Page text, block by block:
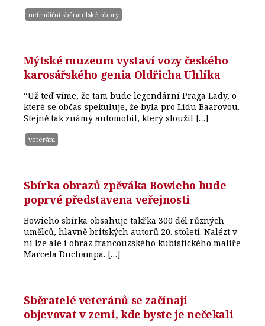
netradiční sběratelské obory
Mýtské muzeum vystaví vozy českého
karosářského genia Oldřicha Uhlíka
“Už teď víme, že tam bude legendární Praga Lady, o
které se občas spekuluje, že byla pro Lídu Baarovou.
Stejně tak známý automobil, který sloužil […]
veteráni
Sbírka obrazů zpěváka Bowieho bude
poprvé představena veřejnosti
Bowieho sbírka obsahuje takřka 300 děl různých
umělců, hlavně britských autorů 20. století. Nalézt v
ní lze ale i obraz francouzského kubistického malíře
Marcela Duchampa. […]
Sběratelé veteránů se začínají
objevovat v zemi, kde byste je nečekali